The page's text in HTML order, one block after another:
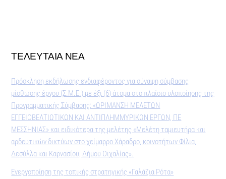
ΤΕΛΕΥΤΑΙΑ ΝΕΑ
Πρόσκληση εκδήλωσης ενδιαφέροντος για σύναψη σύμβασης
μίσθωσης έργου (Σ.Μ.Ε.) με έξι (6) άτομα στο πλαίσιο υλοποίησης της
Προγραμματικής Σύμβασης: «ΩΡΙΜΑΝΣΗ ΜΕΛΕΤΩΝ
ΕΓΓΕΙΟΒΕΛΤΙΩΤΙΚΩΝ ΚΑΙ ΑΝΤΙΠΛΗΜΜΥΡΙΚΩΝ ΕΡΓΩΝ, ΠΕ
ΜΕΣΣΗΝΙΑΣ» και ειδικότερα της μελέτης «Μελέτη ταμιευτήρα και
αρδευτικών δικτύων στο χείμαρρο Χάραδρο, κοινοτήτων Φίλια,
Δεσύλλα και Καρνασίου, Δήμου Οιχαλίας».
Ενεργοποίηση της τοπικής στρατηγικής «Γαλάζια Ρότα»